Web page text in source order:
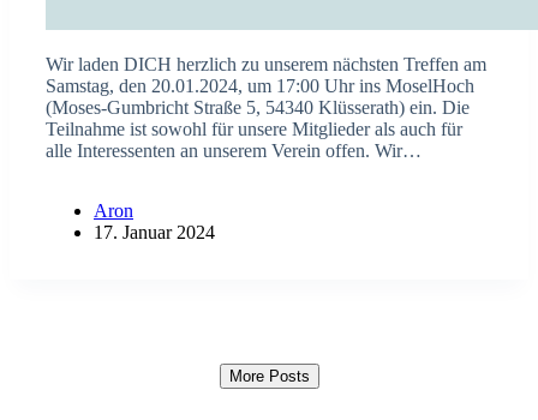
Wir laden DICH herzlich zu unserem nächsten Treffen am
Samstag, den 20.01.2024, um 17:00 Uhr ins MoselHoch
(Moses-Gumbricht Straße 5, 54340 Klüsserath) ein. Die
Teilnahme ist sowohl für unsere Mitglieder als auch für
alle Interessenten an unserem Verein offen. Wir…
Aron
17. Januar 2024
More Posts